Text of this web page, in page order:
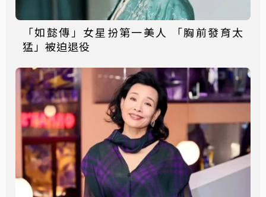
「如懿傳」女星扮第一美人 「胸前發育太
猛」被迫退役